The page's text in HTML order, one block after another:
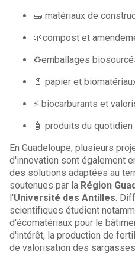
🧱 matériaux de
🌱compost et
♻️emballages
📄 papier et
⚡ biocarburants et
🧴 produits du
En Guadeloupe, plusieurs
d'innovation sont également
des solutions adaptées au
soutenues par la Région
l'Université des Antilles.
scientifiques étudient
d'écomatériaux pour le
d'intérêt, la production de
de valorisation des